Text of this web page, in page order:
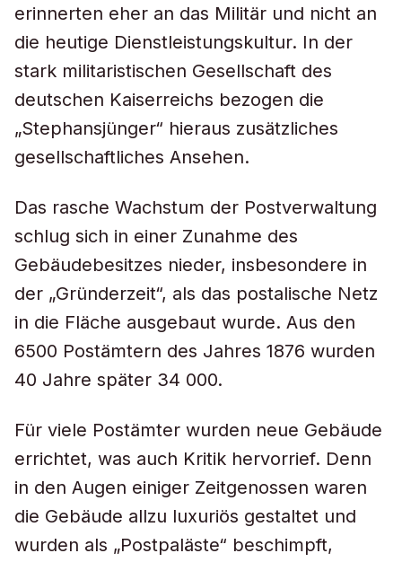
erinnerten eher an das Militär und nicht an
die heutige Dienstleistungskultur. In der
stark militaristischen Gesellschaft des
deutschen Kaiserreichs bezogen die
„Stephansjünger“ hieraus zusätzliches
gesellschaftliches Ansehen.
Das rasche Wachstum der Postverwaltung
schlug sich in einer Zunahme des
Gebäudebesitzes nieder, insbesondere in
der „Gründerzeit“, als das postalische Netz
in die Fläche ausgebaut wurde. Aus den
6500 Postämtern des Jahres 1876 wurden
40 Jahre später 34 000.
Für viele Postämter wurden neue Gebäude
errichtet, was auch Kritik hervorrief. Denn
in den Augen einiger Zeitgenossen waren
die Gebäude allzu luxuriös gestaltet und
wurden als „Postpaläste“ beschimpft,